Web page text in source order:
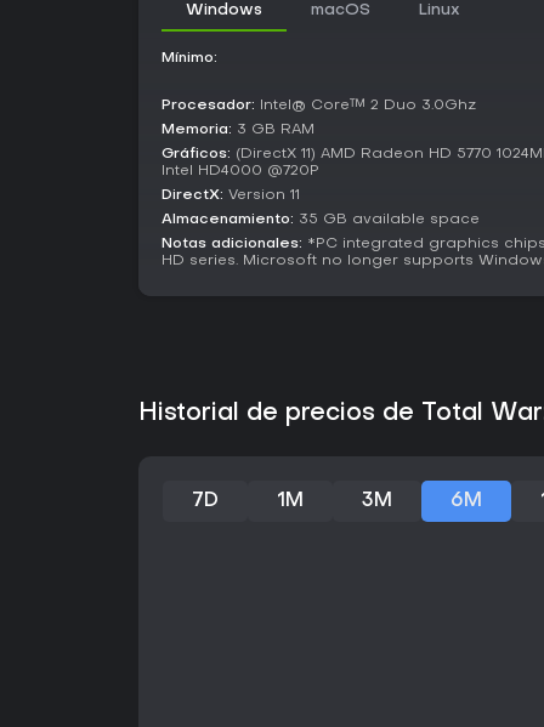
Windows macOS Linux
Mínimo:
Procesador: Intel® Core™ 2 Duo 3.0Ghz
Memoria: 3 GB RAM
Gráficos: (DirectX 11) AMD Radeon HD 5770
Intel HD4000 @720P
DirectX: Version 11
Almacenamiento: 35 GB available space
Notas adicionales: *PC integrated graphics
HD series. Microsoft no longer supports
Historial de precios de Total
7D 1M 3M 6M